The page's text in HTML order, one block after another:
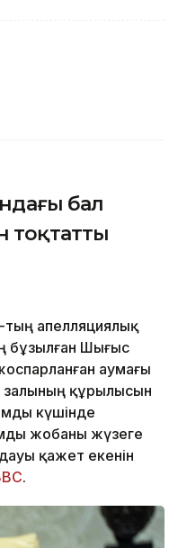
бал
апелляциялық
бұзылған Шығыс
аумағы
құрылысын
күшінде
жобаны жүзеге
қажет екенін
.